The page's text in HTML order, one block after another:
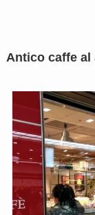
Antico caffe al